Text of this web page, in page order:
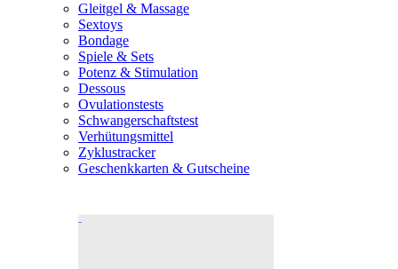
Gleitgel & Massage
Sextoys
Bondage
Spiele & Sets
Potenz & Stimulation
Dessous
Ovulationstests
Schwangerschaftstest
Verhütungsmittel
Zyklustracker
Geschenkkarten & Gutscheine